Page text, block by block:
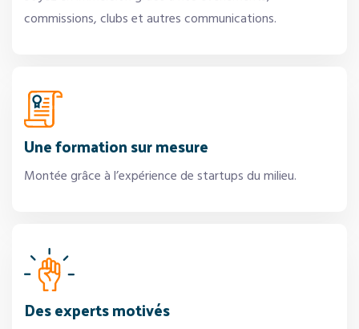
commissions, clubs et autres communications.
Une formation sur mesure
Montée grâce à l’expérience de startups du milieu.
Des experts motivés